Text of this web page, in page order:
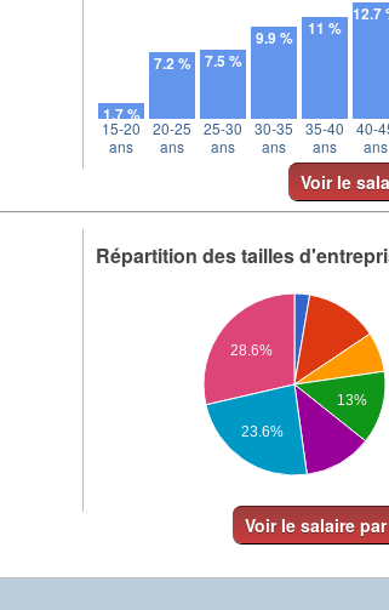
15-20
ans
1.7 %
20-25
ans
7.2 %
25-30
ans
7.5 %
30-35
ans
9.9 %
35-40
ans
11 %
40-
ans
12.7
Voir le
Répartition des tailles
13%
28.6%
23.6%
Voir le salaire